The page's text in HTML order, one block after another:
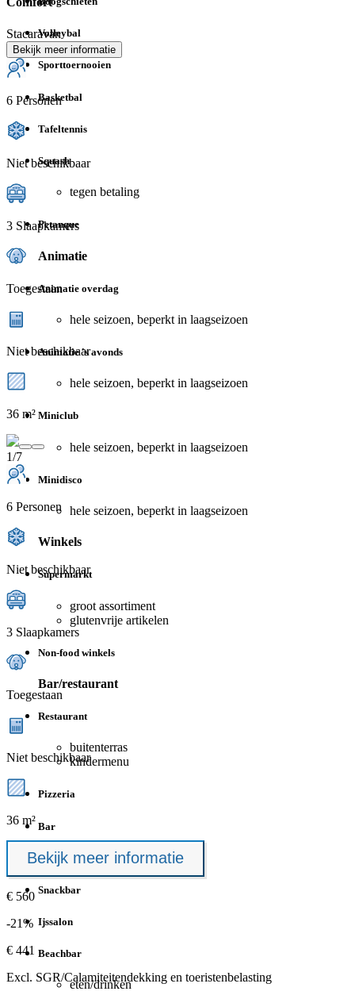
Volleybal
Sporttoernooien
Basketbal
Tafeltennis
Squash
tegen betaling
Petanque
Animatie
Animatie overdag
hele seizoen, beperkt in laagseizoen
Animatie 's avonds
hele seizoen, beperkt in laagseizoen
Miniclub
hele seizoen, beperkt in laagseizoen
Minidisco
hele seizoen, beperkt in laagseizoen
Winkels
Supermarkt
groot assortiment
glutenvrije artikelen
Non-food winkels
Bar/restaurant
Restaurant
buitenterras
kindermenu
Pizzeria
Bar
Meeneemmaaltijden
Snackbar
Ijssalon
Beachbar
eten/drinken
Stacaravan
Bekijk meer informatie
6 Personen
Niet beschikbaar
3 Slaapkamers
Toegestaan
Niet beschikbaar
36 m²
1/7
6 Personen
Niet beschikbaar
3 Slaapkamers
Toegestaan
Niet beschikbaar
36 m²
Bekijk meer informatie
€ 560
-21%
€ 441
Excl. SGR/Calamiteitendekking en toeristenbelasting